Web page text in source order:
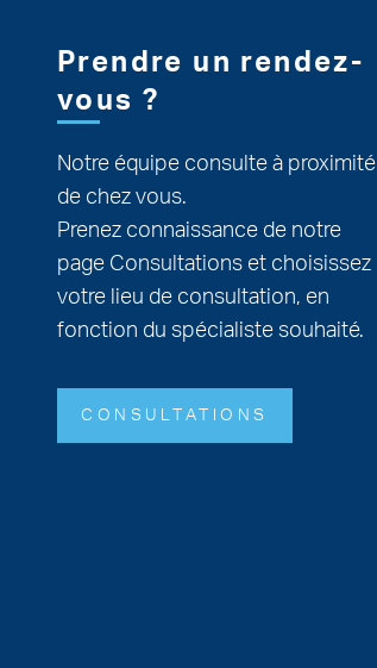
Prendre un rendez-
vous ?
Notre équipe consulte à proximité
de chez vous.
Prenez connaissance de notre
page Consultations et choisissez
votre lieu de consultation, en
fonction du spécialiste souhaité.
CONSULTATIONS